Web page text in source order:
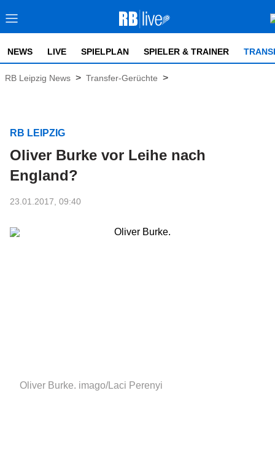
NEWS LIVE SPIELPLAN SPIELER & TRAINER
RB Leipzig News > Transfer-Gerüchte >
RB LEIPZIG
Oliver Burke vor Leihe nach
England?
23.01.2017, 09:40
Oliver Burke. imago/Laci Perenyi